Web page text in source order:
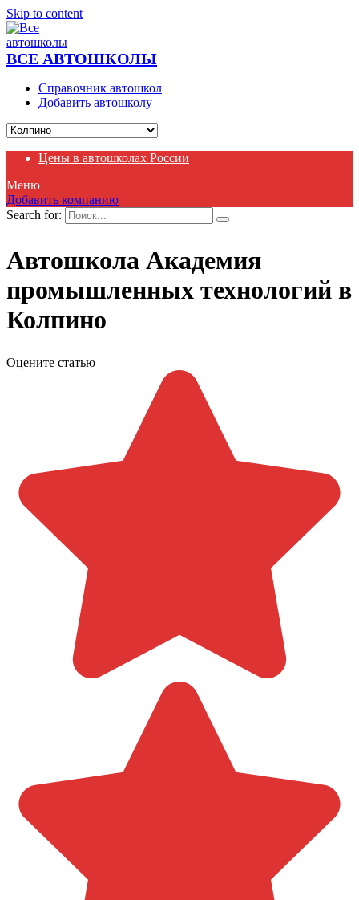
Skip to content
ВСЕ АВТОШКОЛЫ
Справочник автошкол
Добавить автошколу
Цены в автошколах России
Меню
Добавить компанию
Search for:
Автошкола Академия
промышленных технологий в
Колпино
Оцените статью